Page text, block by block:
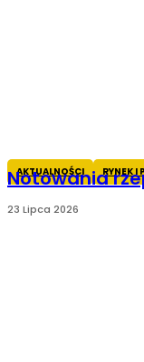
AKTUALNOŚCI RYNEK I
Notowania
23 Lipca 2026